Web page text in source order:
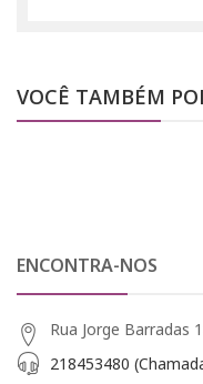
VOCÊ TAMBÉM
ENCONTRA-NOS
Rua Jorge Barradas
218453480